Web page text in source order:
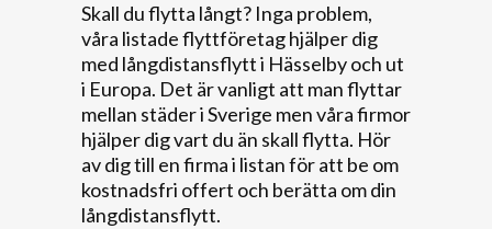
Skall du flytta långt? Inga problem,
våra listade flyttföretag hjälper dig
med långdistansflytt i Hässelby och ut
i Europa. Det är vanligt att man flyttar
mellan städer i Sverige men våra firmor
hjälper dig vart du än skall flytta. Hör
av dig till en firma i listan för att be om
kostnadsfri offert och berätta om din
långdistansflytt.